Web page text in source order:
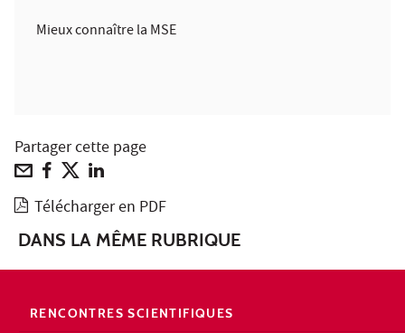
Mieux connaître la MSE
Partager cette page
Télécharger en PDF
DANS LA MÊME RUBRIQUE
RENCONTRES SCIENTIFIQUES